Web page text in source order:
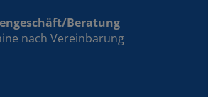
Beratung
nach Vereinbarung